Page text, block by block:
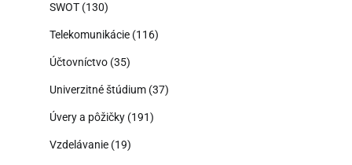
SWOT (130)
Telekomunikácie (116)
Účtovníctvo (35)
Univerzitné štúdium (37)
Úvery a pôžičky (191)
Vzdelávanie (19)